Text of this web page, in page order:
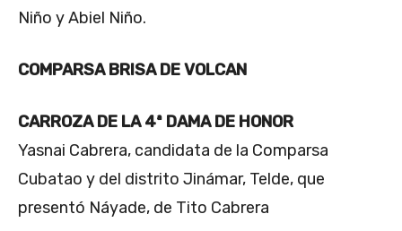
Niño y Abiel Niño.
COMPARSA BRISA DE VOLCAN
CARROZA DE LA 4ª DAMA DE HONOR
Yasnai Cabrera, candidata de la Comparsa
Cubatao y del distrito Jinámar, Telde, que
presentó Náyade, de Tito Cabrera